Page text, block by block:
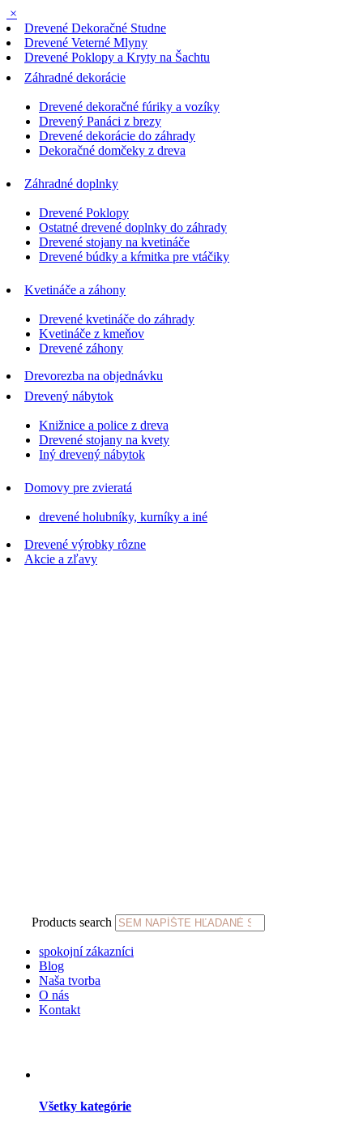
×
Drevené Dekoračné Studne
Drevené Veterné Mlyny
Drevené Poklopy a Kryty na Šachtu
Záhradné dekorácie
Drevené dekoračné fúriky a vozíky
Drevený Panáci z brezy
Drevené dekorácie do záhrady
Dekoračné domčeky z dreva
Záhradné doplnky
Drevené Poklopy
Ostatné drevené doplnky do záhrady
Drevené stojany na kvetináče
Drevené búdky a kŕmitka pre vtáčiky
Kvetináče a záhony
Drevené kvetináče do záhrady
Kvetináče z kmeňov
Drevené záhony
Drevorezba na objednávku
Drevený nábytok
Knižnice a police z dreva
Drevené stojany na kvety
Iný drevený nábytok
Domovy pre zvieratá
drevené holubníky, kurníky a iné
Drevené výrobky rôzne
Akcie a zľavy
Products search
spokojní zákazníci
Blog
Naša tvorba
O nás
Kontakt
Všetky kategórie